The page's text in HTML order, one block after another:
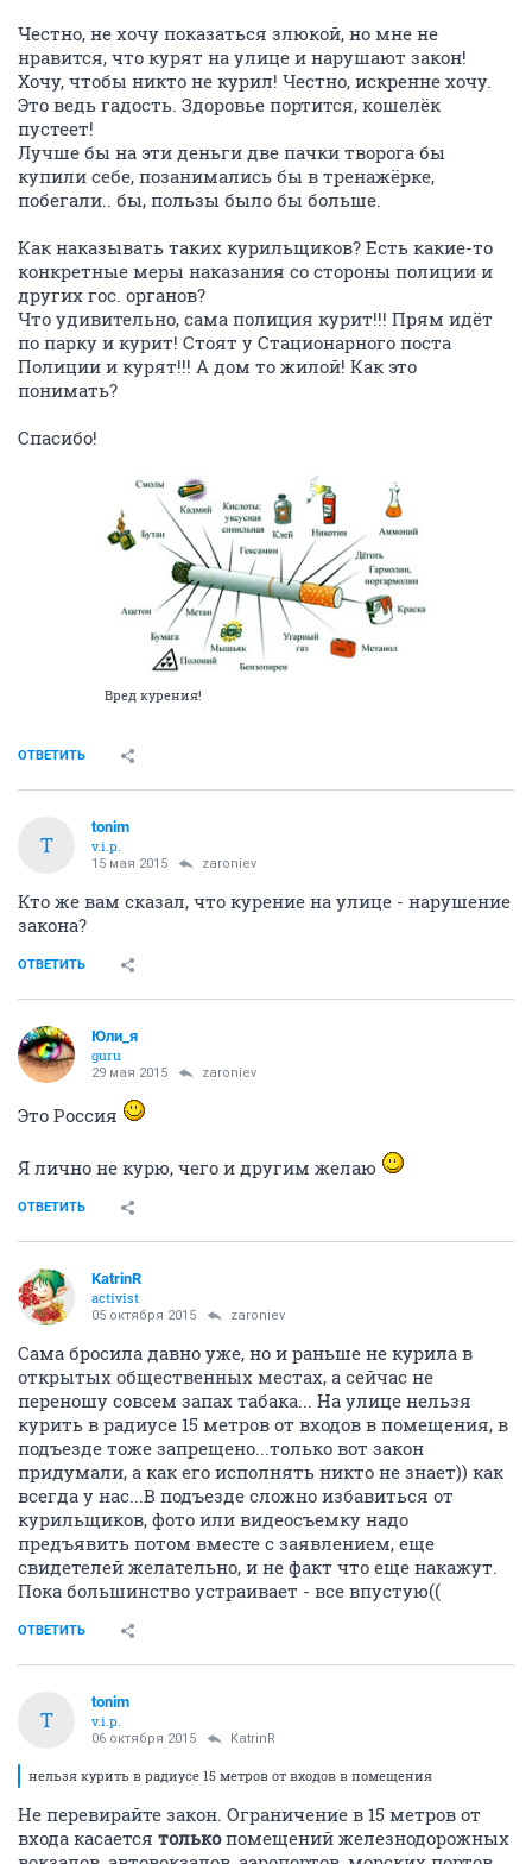
Честно, не хочу показаться злюкой, но мне не
нравится, что курят на улице и нарушают закон!
Хочу, чтобы никто не курил! Честно, искренне хочу.
Это ведь гадость. Здоровье портится, кошелёк
пустеет!
Лучше бы на эти деньги две пачки творога бы
купили себе, позанимались бы в тренажёрке,
побегали.. бы, пользы было бы больше.
Как наказывать таких курильщиков? Есть какие-то
конкретные меры наказания со стороны полиции и
других гос. органов?
Что удивительно, сама полиция курит!!! Прям идёт
по парку и курит! Стоят у Стационарного поста
Полиции и курят!!! А дом то жилой! Как это
понимать?
Спасибо!
Вред курения!
ОТВЕТИТЬ
T
tonim
v.i.p.
15 мая 2015 zaroniev
Кто же вам сказал, что курение на улице - нарушение
закона?
ОТВЕТИТЬ
Юли_я
guru
29 мая 2015 zaroniev
Это Россия
Я лично не курю, чего и другим желаю
ОТВЕТИТЬ
KatrinR
activist
05 октября 2015 zaroniev
Сама бросила давно уже, но и раньше не курила в
открытых общественных местах, а сейчас не
переношу совсем запах табака... На улице нельзя
курить в радиусе 15 метров от входов в помещения, в
подъезде тоже запрещено...только вот закон
придумали, а как его исполнять никто не знает)) как
всегда у нас...В подъезде сложно избавиться от
курильщиков, фото или видеосъемку надо
предъявить потом вместе с заявлением, еще
свидетелей желательно, и не факт что еще накажут.
Пока большинство устраивает - все впустую((
ОТВЕТИТЬ
T
tonim
v.i.p.
06 октября 2015 KatrinR
нельзя курить в радиусе 15 метров от входов в помещения
Не перевирайте закон. Ограничение в 15 метров от
входа касается толькопомещений железнодорожных